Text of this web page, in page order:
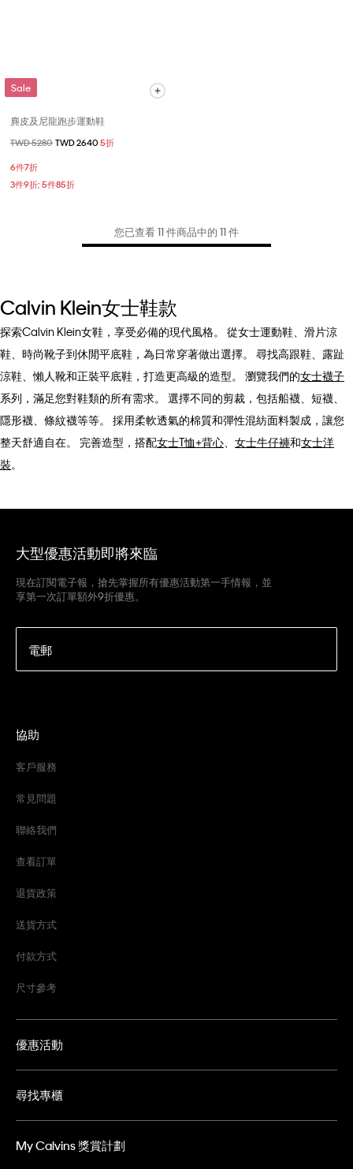
Sale
麂皮及尼龍跑步運動鞋
價格扣減從
TWD 5280 至
TWD 2640 5折
6件7折
3件9折; 5件85折
您已查看 11 件商品中的 11 件
Calvin Klein女士鞋款
探索Calvin Klein女鞋，享受必備的現代風格。 從女士運動鞋、滑片涼
鞋、時尚靴子到休閒平底鞋，為日常穿著做出選擇。 尋找高跟鞋、露趾
涼鞋、懶人靴和正裝平底鞋，打造更高級的造型。 瀏覽我們的女士襪子
系列，滿足您對鞋類的所有需求。 選擇不同的剪裁，包括船襪、短襪、
隱形襪、條紋襪等等。 採用柔軟透氣的棉質和彈性混紡面料製成，讓您
整天舒適自在。 完善造型，搭配女士T恤+背心 女士牛仔褲和女士洋
裝。
大型優惠活動即將來臨
現在訂閱電子報，搶先掌握所有優惠活動第一手情報，並
享第一次訂單額外9折優惠。
電郵
協助
客戶服務
常見問題
聯絡我們
查看訂單
退貨政策
送貨方式
付款方式
尺寸參考
優惠活動
尋找專櫃
My Calvins 獎賞計劃